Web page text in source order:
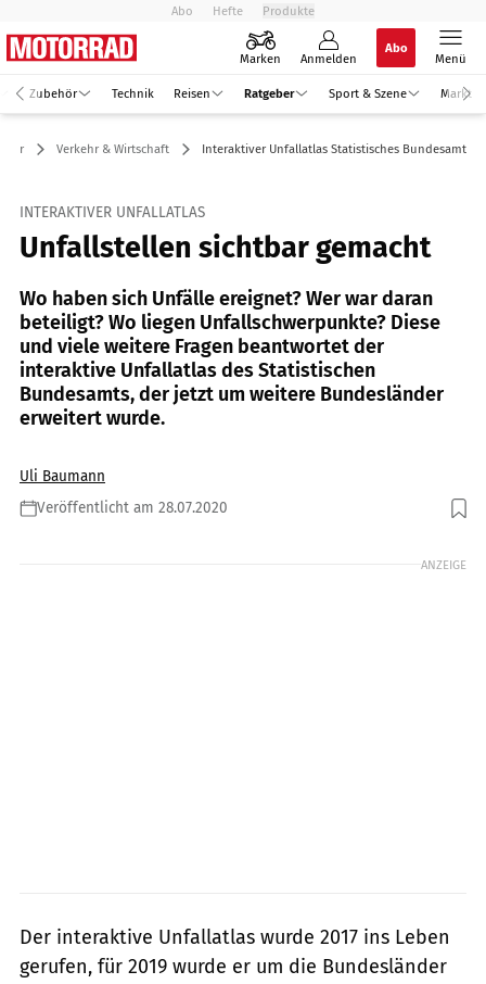
Abo Hefte Produkte
Marken Anmelden
Abo
Menü
Zubehör Technik Reisen Ratgeber Sport & Szene Markt
Verkehr & Wirtschaft Interaktiver Unfallatlas Statistisches Bundesamt
INTERAKTIVER UNFALLATLAS
Unfallstellen sichtbar gemacht
Wo haben sich Unfälle ereignet? Wer war daran
beteiligt? Wo liegen Unfallschwerpunkte? Diese
und viele weitere Fragen beantwortet der
interaktive Unfallatlas des Statistischen
Bundesamts, der jetzt um weitere Bundesländer
erweitert wurde.
Uli Baumann
Veröffentlicht am 28.07.2020
Foto: Foto: Destatis, Künstle
ANZEIGE
Der interaktive Unfallatlas wurde 2017 ins Leben
gerufen, für 2019 wurde er um die Bundesländer